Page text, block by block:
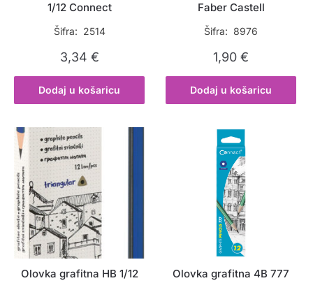
1/12 Connect
Šifra: 2514
3,34 €
Dodaj u košaricu
Faber Castell
Šifra: 8976
1,90€
Dodaj u košaricu
Olovka grafitna HB 1/12
Olovka grafitna 4B 777